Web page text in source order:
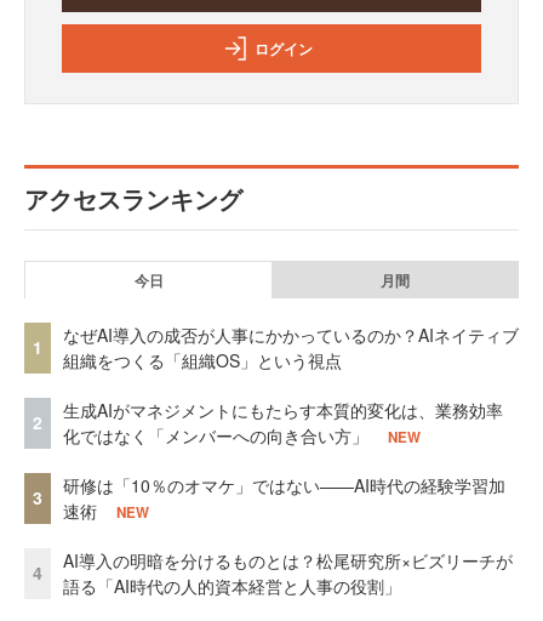
ログイン
アクセスランキング
今日 月間
1
なぜAI導入の成否が人事にかかっているのか？AIネイティブ
組織をつくる「組織OS」という視点
2
生成AIがマネジメントにもたらす本質的変化は、業務効率
化ではなく「メンバーへの向き合い方」
NEW
3
研修は「10％のオマケ」ではない——AI時代の経験学習加
速術
NEW
4
AI導入の明暗を分けるものとは？松尾研究所×ビズリーチが
語る「AI時代の人的資本経営と人事の役割」